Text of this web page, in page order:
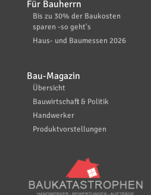
Für Bauherrn
Bis zu 30% der Baukosten
sparen -so geht's
Haus- und Baumessen 2026
Bau-Magazin
Übersicht
Bauwirtschaft & Politik
Handwerker
Produktvorstellungen